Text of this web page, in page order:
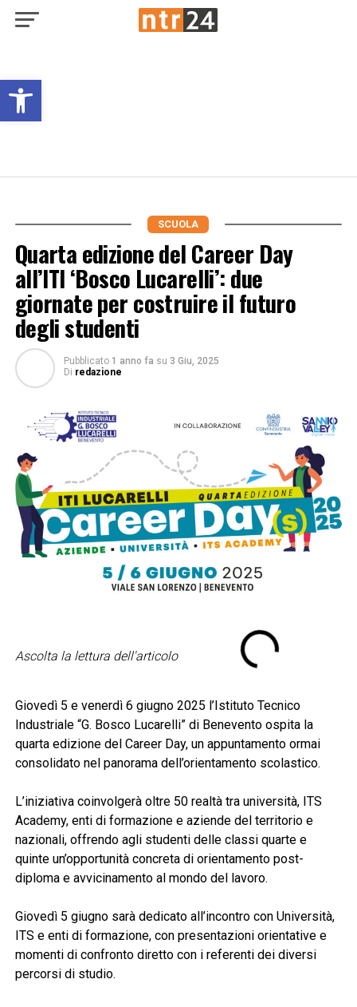
Open toolbar
SCUOLA
Quarta edizione del Career Day
all’ITI ‘Bosco Lucarelli’: due
giornate per costruire il futuro
degli studenti
Pubblicato 1 anno fa su 3 Giu, 2025
Di redazione
Ascolta la lettura dell'articolo
Giovedì 5 e venerdì 6 giugno 2025 l’Istituto Tecnico
Industriale “G. Bosco Lucarelli” di Benevento ospita la
quarta edizione del Career Day, un appuntamento ormai
consolidato nel panorama dell’orientamento scolastico.
L’iniziativa coinvolgerà oltre 50 realtà tra università, ITS
Academy, enti di formazione e aziende del territorio e
nazionali, offrendo agli studenti delle classi quarte e
quinte un’opportunità concreta di orientamento post-
diploma e avvicinamento al mondo del lavoro.
Giovedì 5 giugno sarà dedicato all’incontro con Università,
ITS e enti di formazione, con presentazioni orientative e
momenti di confronto diretto con i referenti dei diversi
percorsi di studio.